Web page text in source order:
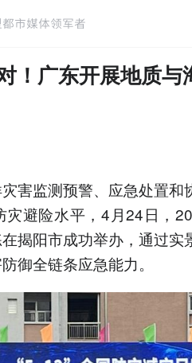
！广东开展地质与
害监测预警、应急处置和
灾避险水平，4月24日，
揭阳市成功举办，通过实
御全链条应急能力。